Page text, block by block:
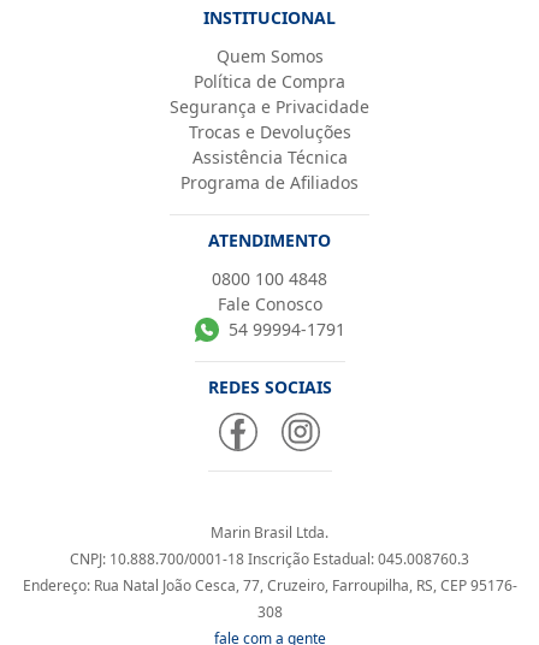
INSTITUCIONAL
Quem Somos
Política de Compra
Segurança e Privacidade
Trocas e Devoluções
Assistência Técnica
Programa de Afiliados
ATENDIMENTO
0800 100 4848
Fale Conosco
54 99994-1791
REDES SOCIAIS
Marin Brasil Ltda.
CNPJ: 10.888.700/0001-18 Inscrição Estadual: 045.008760.3
Endereço: Rua Natal João Cesca, 77, Cruzeiro, Farroupilha, RS, CEP 95176-
308
fale com a gente